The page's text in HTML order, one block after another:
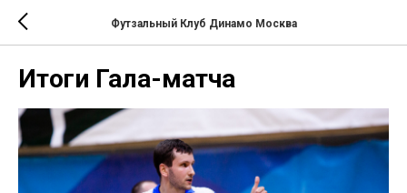
Футзальный Клуб Динамо Москва
Итоги Гала-матча